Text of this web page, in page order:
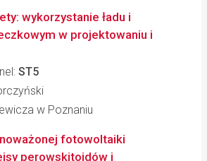
wykorzystanie ładu i
w projektowaniu i
ST5
w Poznaniu
fotowoltaiki
perowskitoidów i